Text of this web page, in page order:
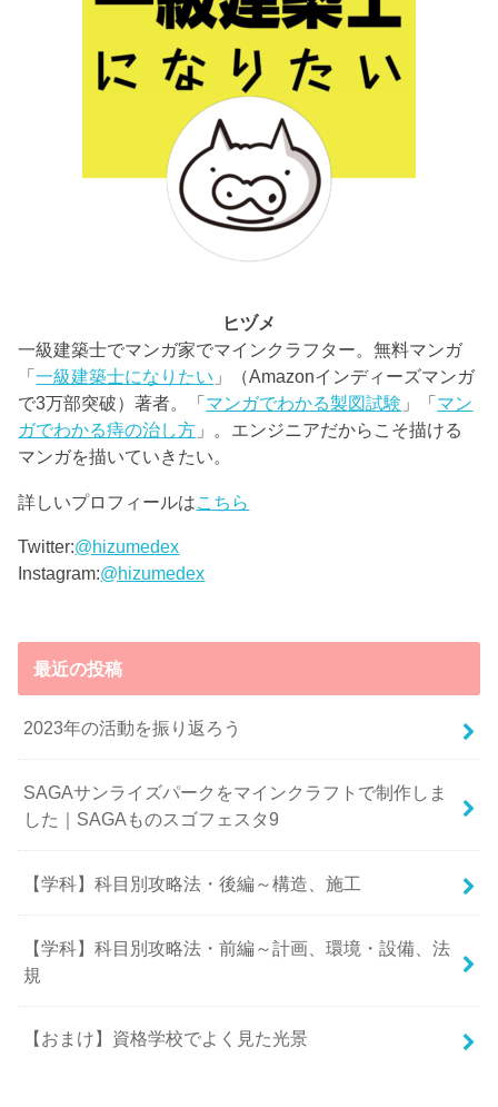
ヒヅメ
一級建築士でマンガ家でマインクラフター。無料マンガ
「一級建築士になりたい 」（Amazonインディーズマンガ
で3万部突破）著者。「マンガでわかる製図試験 」「マン
ガでわかる痔の治し方 」。エンジニアだからこそ描ける
マンガを描いていきたい。
詳しいプロフィールはこちら
Twitter:@hizumedex
Instagram:@hizumedex
最近の投稿
2023年の活動を振り返ろう
SAGAサンライズパークをマインクラフトで制作しま
した｜SAGAものスゴフェスタ9
【学科】科目別攻略法・後編～構造、施工
【学科】科目別攻略法・前編～計画、環境・設備、法
規
【おまけ】資格学校でよく見た光景